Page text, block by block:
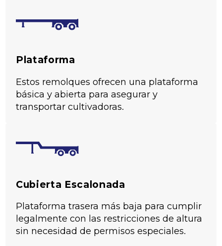
Plataforma
Estos remolques ofrecen una plataforma
básica y abierta para asegurar y
transportar cultivadoras.
Cubierta Escalonada
Plataforma trasera más baja para cumplir
legalmente con las restricciones de altura
sin necesidad de permisos especiales.